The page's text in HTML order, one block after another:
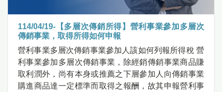
114/04/19-【多層次傳銷所得】營利事業參加多層次
傳銷事業，取得所得如何申報
營利事業多層次傳銷事業參加人該如何列報所得稅 營
利事業參加多層次傳銷事業，除經銷傳銷事業商品賺
取利潤外，尚有本身或推薦之下層參加人向傳銷事業
購進商品達一定標準而取得之報酬，故其申報營利事